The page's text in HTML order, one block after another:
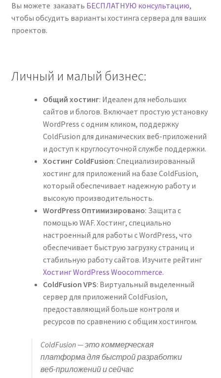
Вы можете заказать БЕСПЛАТНУЮ консультацию,
чтобы обсудить варианты хостинга сервера для ваших
проектов.
Личный и малый бизнес:
Общий хостинг: Идеален для небольших
сайтов и блогов. Включает простую установку
WordPress с одним кликом, поддержку
ColdFusion для динамических веб-приложений
и доступ к круглосуточной службе поддержки.
Хостинг ColdFusion: Специализированный
хостинг для приложений на базе ColdFusion,
который обеспечивает надежную работу и
высокую производительность.
WordPress Оптимизировано: Защита с
помощью WAF. Хостинг, специально
настроенный для работы с WordPress, что
обеспечивает быструю загрузку страниц и
стабильную работу сайтов. Изучите рейтинг
Хостинг WordPress Woocommerce.
ColdFusion VPS: Виртуальный выделенный
сервер для приложений ColdFusion,
предоставляющий больше контроля и
ресурсов по сравнению с общим хостингом.
ColdFusion — это коммерческая
платформа для быстрой разработки
веб-приложений и сейчас